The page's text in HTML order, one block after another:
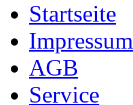
Startseite
Impressum
AGB
Service